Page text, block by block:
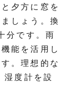
夕方に窓を
しょう。換
分です。雨
能を活用し
。理想的な
度計を設